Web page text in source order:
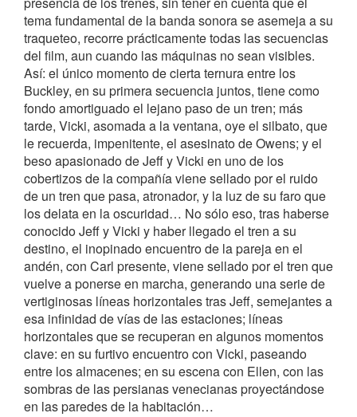
tema fundamental de la banda sonora se asemeja a su
traqueteo, recorre prácticamente todas las secuencias
del film, aun cuando las máquinas no sean visibles.
Así: el único momento de cierta ternura entre los
Buckley, en su primera secuencia juntos, tiene como
fondo amortiguado el lejano paso de un tren; más
tarde, Vicki, asomada a la ventana, oye el silbato, que
le recuerda, impenitente, el asesinato de Owens; y el
beso apasionado de Jeff y Vicki en uno de los
cobertizos de la compañía viene sellado por el ruido
de un tren que pasa, atronador, y la luz de su faro que
los delata en la oscuridad… No sólo eso, tras haberse
conocido Jeff y Vicki y haber llegado el tren a su
destino, el inopinado encuentro de la pareja en el
andén, con Carl presente, viene sellado por el tren que
vuelve a ponerse en marcha, generando una serie de
vertiginosas líneas horizontales tras Jeff, semejantes a
esa infinidad de vías de las estaciones; líneas
horizontales que se recuperan en algunos momentos
clave: en su furtivo encuentro con Vicki, paseando
entre los almacenes; en su escena con Ellen, con las
sombras de las persianas venecianas proyectándose
en las paredes de la habitación…